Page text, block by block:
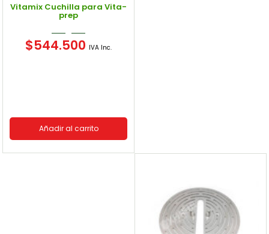
Vitamix Cuchilla para Vita-
prep
$544.500 IVA Inc.
Añadir al carrito